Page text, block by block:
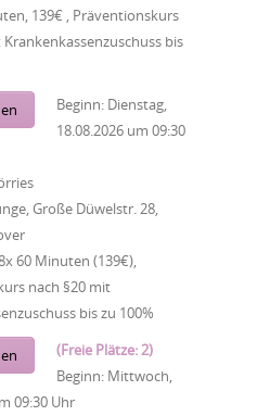
139€ , Präventionskurs
bis
Beginn: Dienstag,
18.08.2026 um 09:30
Große Düwelstr. 28,
60 Minuten (139€),
nach §20 mit
bis zu 100%
(Freie Plätze: 2)
Beginn: Mittwoch,
09:30 Uhr